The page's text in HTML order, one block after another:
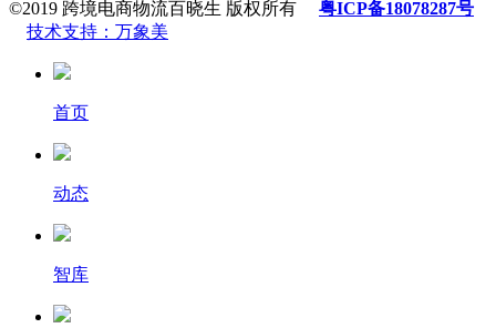
©2019 跨境电商物流百晓生 版权所有 粤ICP备18078287号
技术支持：万象美
首页
动态
智库